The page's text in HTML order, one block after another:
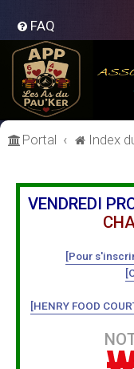
FAQ
Portal Index
VENDREDI
[Pour
[HENRY FOOD